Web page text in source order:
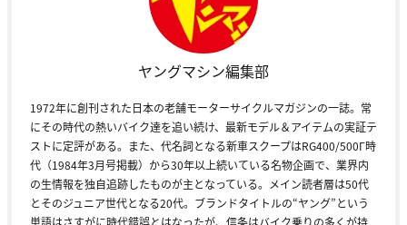
ヤングマシン編集部
1972年に創刊された日本の老舗モーターサイクルマガジンの一誌。常
にその時代の熱いバイク達を追い続け、最新モデル＆アイテムの実証テ
ストに定評がある。また、代名詞となる新車スクープはRG400/500Γ時
代（1984年3月号掲載）から30年以上続いている名物企画で、業界内
の生情報を独自追跡したものが主となっている。メイン読者層は50代
とそのジュニア世代となる20代。ブランドタイトルの“ヤング”という
単語はさすがに時代錯誤とはなったが、信条はバイク乗りの多くが持